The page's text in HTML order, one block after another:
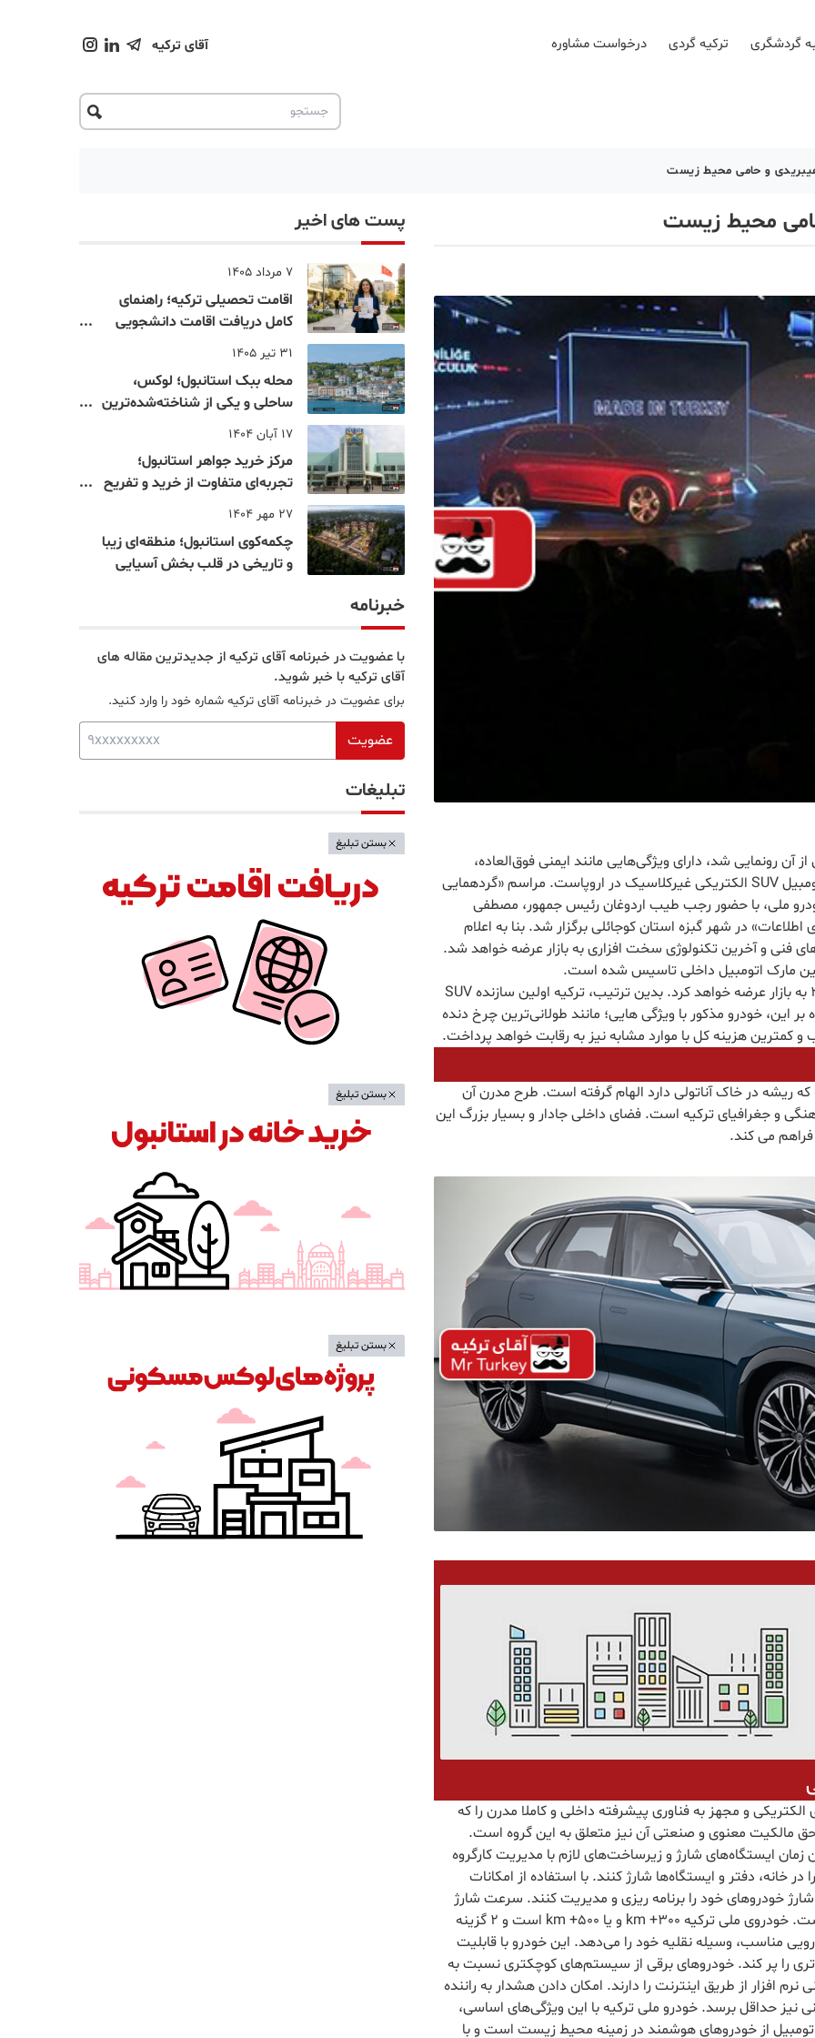
گردشگری ترکیه گردی درخواست مشاوره آقای ترکیه
و حامی محیط‌ زیست
محیط‌ زیست
رونمایی شد، دارای ویژگی‌هایی مانند ایمنی فوق‌العاده،
استفاده از انرژی برق، سازگار با محیط‌زیست و نخستین اتومبیل SUV الکتریکی غیرکلاسیک در اروپاست. مراسم «گردهمایی
خودرو ملی، با حضور رجب طیب اردوغان رئیس جمهور، مصطفی
در شهر گبزه استان کوجائلی برگزار شد. بنا به اعلام
فنی و آخرین تکنولوژی سخت افزاری به بازار عرضه خواهد شد.
مارک اتومبیل داخلی تاسیس شده است.
گروه مذکور همچنین نخستین مدل C-SUV را در سال 2022 به بازار عرضه خواهد کرد. بدین ترتیب، ترکیه اولین سازنده SUV
خودرو مذکور با ویژگی هایی؛ مانند طولانی‌ترین چرخ دنده
کمترین هزینه کل با موارد مشابه نیز به رقابت خواهد پرداخت.
ریشه در خاک آناتولی دارد الهام گرفته است. طرح مدرن آن
و جغرافیای ترکیه است. فضای داخلی جادار و بسیار بزرگ این
می کند.
و مجهز به فناوری پیشرفته داخلی و کاملا مدرن را که
مالکیت معنوی و صنعتی آن نیز متعلق به این گروه است.
2022 آغاز خواهد شد. تا آن زمان ایستگاه‌های شارژ و زیرساخت‌های لازم با مدیریت کارگروه
خانه، دفتر و ایستگاه‌ها شارژ کنند. با استفاده از امکانات
خودروهای خود را برنامه ریزی و مدیریت کنند. سرعت شارژ
بالای این خودرو در مدتی کوتاه نیز از دیگر ویژگی‌های آن است. خودروی ملی ترکیه 300+ km و یا 500+ km است و 2 گزینه
مناسب، وسیله نقلیه خود را می‌دهد. این خودرو با قابلیت
کمتر از 30 دقیقه 80 درصد شارژ باتری را پر کند. خودروهای برقی از سیستم‌های کوچکتری نسبت به
افزار از طریق اینترنت را دارند. امکان دادن هشدار به راننده
نیز حداقل برسد. خودرو ملی ترکیه با این ویژگی‌های اساسی،
از خودروهای هوشمند در زمینه محیط زیست است و با
پست های اخیر
7 مرداد 1405
اقامت تحصیلی ترکیه؛ راهنمای
کامل دریافت اقامت دانشجویی
ترکیه در سال ۲۰۲۶
31 تیر 1405
محله ببک استانبول؛ لوکس،
ساحلی و یکی از شناخته‌شده‌ترین
نقاط بسفر
17 آبان 1404
مرکز خرید جواهر استانبول؛
تجربه‌ای متفاوت از خرید و تفریح
در قلب استانبول
27 مهر 1404
چکمه‌کوی استانبول؛ منطقه‌ای زیبا
و تاریخی در قلب بخش آسیایی
خبرنامه
با عضویت در خبرنامه آقای ترکیه از جدیدترین مقاله های
آقای ترکیه با خبر شوید.
برای عضویت در خبرنامه آقای ترکیه شماره خود را وارد کنید.
عضویت
تبلیغات
بستن تبلیغ
بستن تبلیغ
بستن تبلیغ